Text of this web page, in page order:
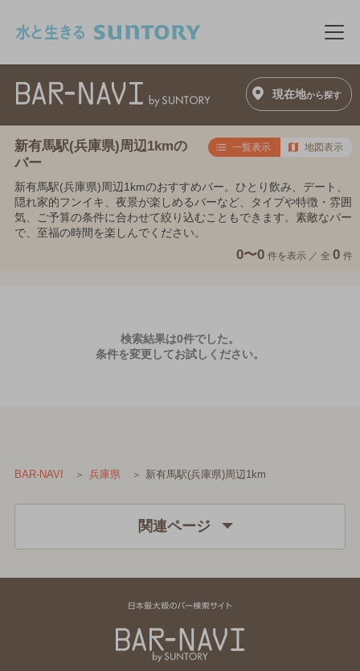
メ
現在地から探す
新有馬駅(兵庫県)周辺1kmの
バー
一覧表示 地図表示
新有馬駅(兵庫県)周辺1kmのおすすめバー。ひとり飲み、デート、
隠れ家的フンイキ、夜景が楽しめるバーなど、タイプや特徴・雰囲
気、ご予算の条件に合わせて絞り込むこともできます。素敵なバー
で、至福の時間を楽しんでください。
0〜0 件を表示 ／ 全 0 件
検索結果は0件でした。
条件を変更してお試しください。
BAR-NAVI 兵庫県 新有馬駅(兵庫県)周辺1km
関連ページ